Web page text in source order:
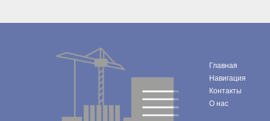
Главная
Навигация
Контакты
О нас